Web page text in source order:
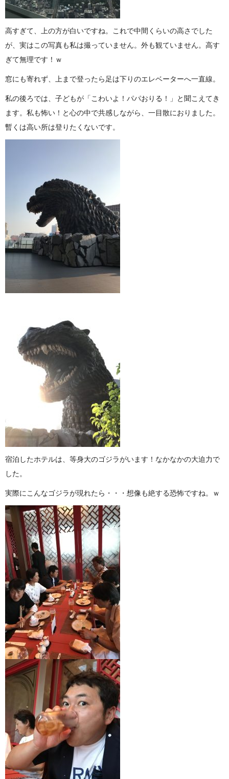
高すぎて、上の方が白いですね。これで中間くらいの高さでした
が、実はこの写真も私は撮っていません。外も観ていません。高す
ぎて無理です！ｗ
窓にも寄れず、上まで登ったら足は下りのエレベーターへ一直線。
私の後ろでは、子どもが「こわいよ！パパおりる！」と聞こえてき
ます。私も怖い！と心の中で共感しながら、一目散におりました。
暫くは高い所は登りたくないです。
宿泊したホテルは、等身大のゴジラがいます！なかなかの大迫力で
した。
実際にこんなゴジラが現れたら・・・想像も絶する恐怖ですね。ｗ